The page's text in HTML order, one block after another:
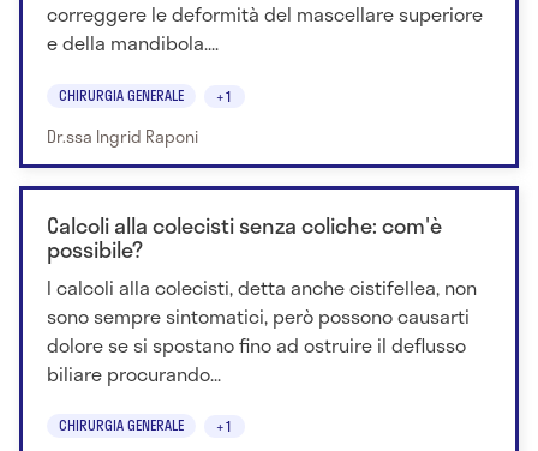
correggere le deformità del mascellare superiore
e della mandibola....
CHIRURGIA GENERALE +1
Dr.ssa Ingrid Raponi
Calcoli alla colecisti senza coliche: com'è
possibile?
I calcoli alla colecisti, detta anche cistifellea, non
sono sempre sintomatici, però possono causarti
dolore se si spostano fino ad ostruire il deflusso
biliare procurando...
CHIRURGIA GENERALE +1